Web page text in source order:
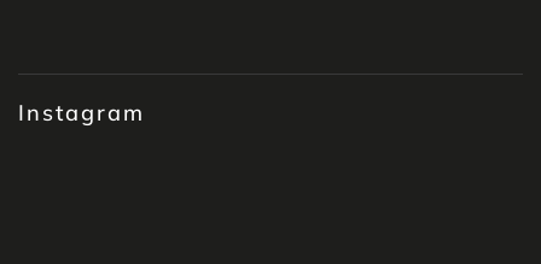
Instagram